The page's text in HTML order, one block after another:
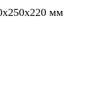
мм